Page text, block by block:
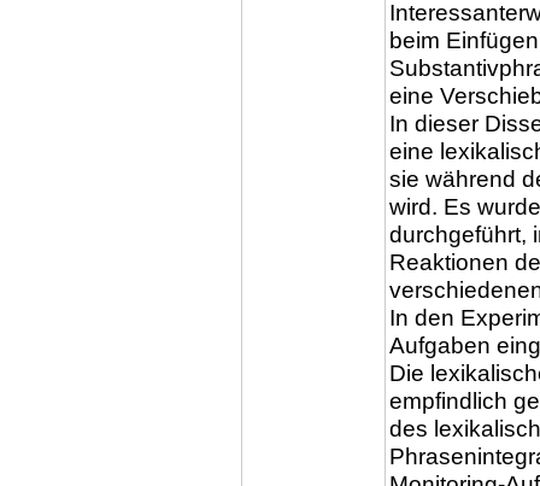
beim
eine
In dieser
eine
sie während
wird. Es
durchgeführt,
Reaktionen
In den
Aufgaben
Die
empfindlich
des